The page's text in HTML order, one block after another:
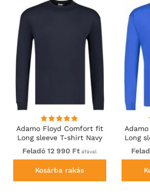
Adamo Floyd Comfort fit
Long sleeve T-shirt Navy
Feladó 12 990 Ft áfával
Kosárba rakás
Long